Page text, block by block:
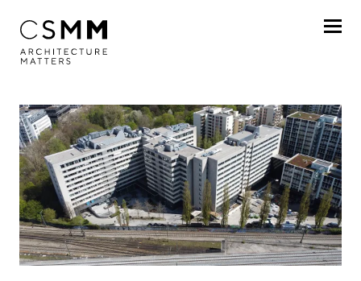
Profil
Leistungen
Projekte
Nach Kunde
Nach Projekt